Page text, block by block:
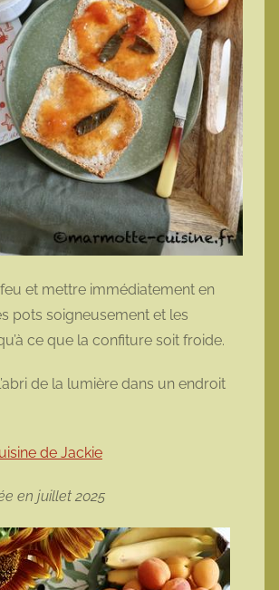
et mettre immédiatement en
pots soigneusement et les
ce que la confiture soit froide.
de la lumière dans un endroit
de Jackie
en juillet 2025